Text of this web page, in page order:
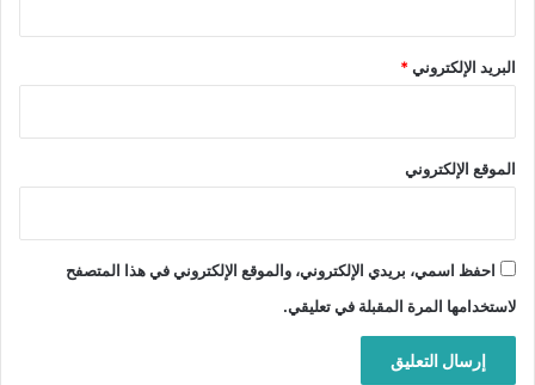
البريد الإلكتروني*
الموقع الإلكتروني
احفظ اسمي، بريدي الإلكتروني، والموقع الإلكتروني في هذا المتصفح
لاستخدامها المرة المقبلة في تعليقي.